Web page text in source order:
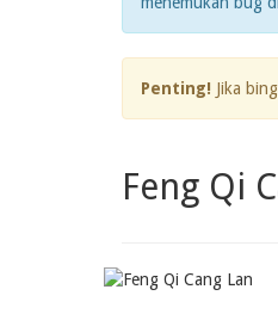
Penting! Jika
Feng Qi